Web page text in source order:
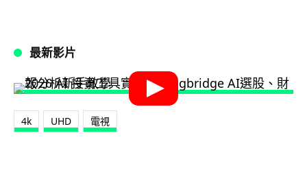
最新影片
4k UHD 電視